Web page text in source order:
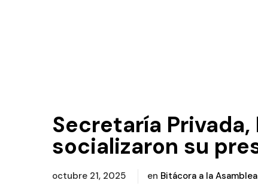
Secretaría Privada,
socializaron su
octubre 21, 2025 en Bitácora a la Asamblea